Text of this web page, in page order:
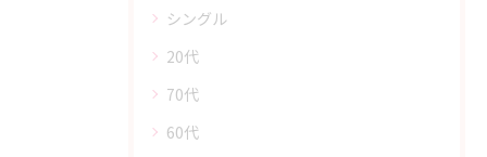
シングル
20代
70代
60代